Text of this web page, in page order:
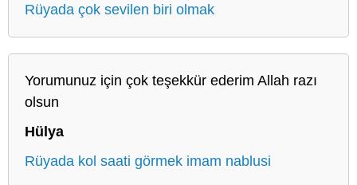
Rüyada çok sevilen biri olmak
Yorumunuz için çok teşekkür ederim Allah razı
olsun
Hülya
Rüyada kol saati görmek imam nablusi